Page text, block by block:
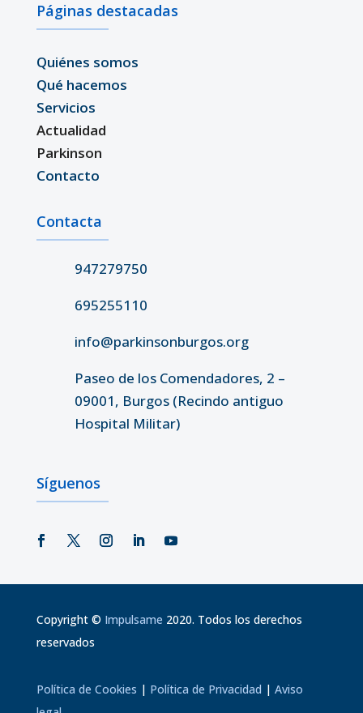
Páginas destacadas
Quiénes somos
Qué hacemos
Servicios
Actualidad
Parkinson
Contacto
Contacta
947279750
695255110
info@parkinsonburgos.org
Paseo de los Comendadores, 2 –
09001, Burgos (Recindo antiguo
Hospital Militar)
Síguenos
Copyright © Impulsame 2020. Todos los derechos
reservados
Política de Cookies | Política de Privacidad | Aviso